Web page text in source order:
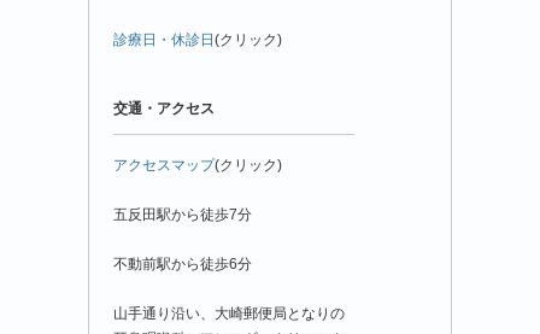
診療日・休診日(クリック)
交通・アクセス
アクセスマップ(クリック)
五反田駅から徒歩7分
不動前駅から徒歩6分
山手通り沿い、大崎郵便局となりの